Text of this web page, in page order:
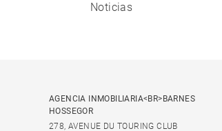
Noticias
AGENCIA INMOBILIARIA<BR>BARNES
HOSSEGOR
278, AVENUE DU TOURING CLUB